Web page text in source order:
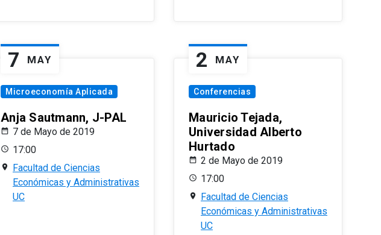
7 MAY
Microeconomía Aplicada
Anja Sautmann, J-PAL
7 de Mayo de 2019
17:00
Facultad de Ciencias
Económicas y Administrativas
UC
2 MAY
Conferencias
Mauricio Tejada,
Universidad Alberto
Hurtado
2 de Mayo de 2019
17:00
Facultad de Ciencias
Económicas y Administrativas
UC